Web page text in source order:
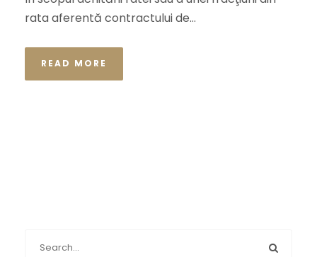
rata aferentă contractului de...
READ MORE